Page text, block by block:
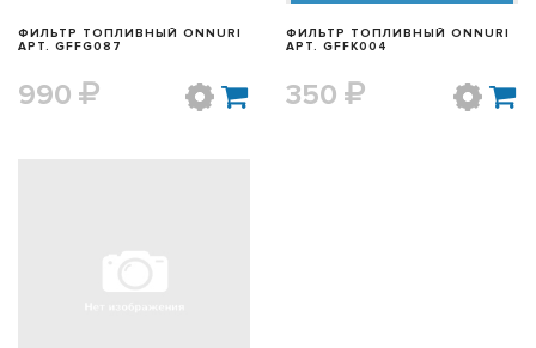
ФИЛЬТР ТОПЛИВНЫЙ ONNURI
АРТ. GFFG087
990
ФИЛЬТР ТОПЛИВНЫЙ ONNURI
АРТ. GFFK004
350